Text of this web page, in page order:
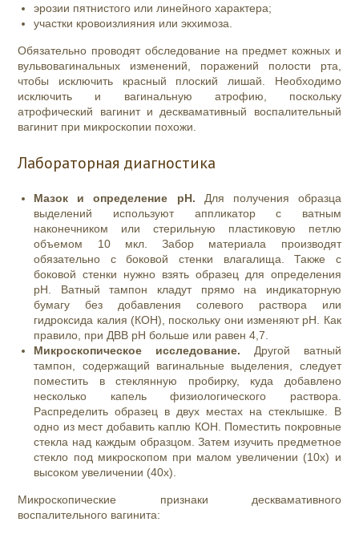
эрозии пятнистого или линейного характера;
участки кровоизлияния или экхимоза.
Обязательно проводят обследование на предмет кожных и
вульвовагинальных изменений, поражений полости рта,
чтобы исключить красный плоский лишай. Необходимо
исключить и вагинальную атрофию, поскольку
атрофический вагинит и десквамативный воспалительный
вагинит при микроскопии похожи.
Лабораторная диагностика
Мазок и определение pH. Для получения образца
выделений используют аппликатор с ватным
наконечником или стерильную пластиковую петлю
объемом 10 мкл. Забор материала производят
обязательно с боковой стенки влагалища. Также с
боковой стенки нужно взять образец для определения
рН. Ватный тампон кладут прямо на индикаторную
бумагу без добавления солевого раствора или
гидроксида калия (КОН), поскольку они изменяют рН. Как
правило, при ДВВ pH больше или равен 4,7.
Микроскопическое исследование. Другой ватный
тампон, содержащий вагинальные выделения, следует
поместить в стеклянную пробирку, куда добавлено
несколько капель физиологического раствора.
Распределить образец в двух местах на стеклышке. В
одно из мест добавить каплю КОН. Поместить покровные
стекла над каждым образцом. Затем изучить предметное
стекло под микроскопом при малом увеличении (10x) и
высоком увеличении (40x).
Микроскопические признаки десквамативного
воспалительного вагинита: